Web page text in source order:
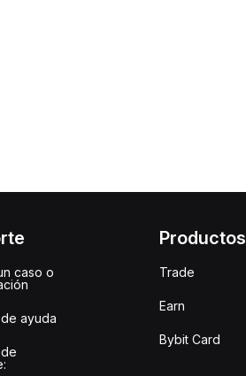
caso o
ayuda
Productos
Trade
Earn
Bybit Card